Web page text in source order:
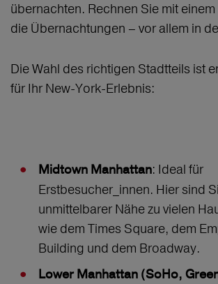
übernachten. Rechnen Sie mit
die Übernachtungen – vor allem in
Die Wahl des richtigen Stadtteils ist
für Ihr New-York-Erlebnis:
Midtown Manhattan: Ideal für
Erstbesucher_innen. Hier sind
unmittelbarer Nähe zu vielen
wie dem Times Square, dem
Building und dem Broadway.
Lower Manhattan (SoHo,